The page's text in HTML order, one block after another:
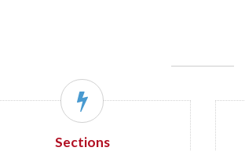
Sections